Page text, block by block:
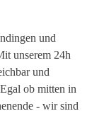
und
unserem 24h
und
ob mitten in
- wir sind